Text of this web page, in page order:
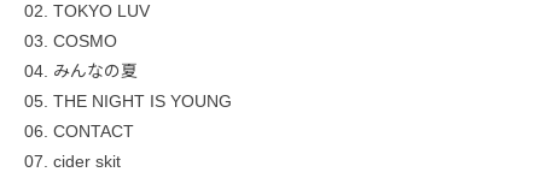
02. TOKYO LUV
03. COSMO
04. みんなの夏
05. THE NIGHT IS YOUNG
06. CONTACT
07. cider skit